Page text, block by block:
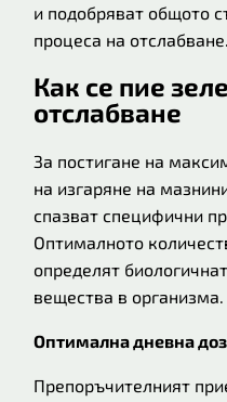
и подобряват общото
процеса на отслабване.
Как се пие
отслабване
За постигане на
на изгаряне на
спазват специфични
Оптималното
определят
вещества в организма.
Оптимална дневна
Препоръчителният